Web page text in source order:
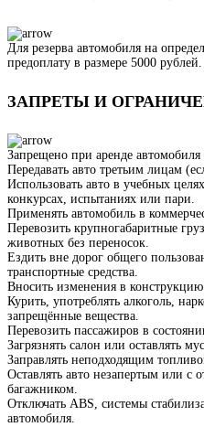
Для резерва автомобиля на
предоплату в размере 5000 рублей.
ЗАПРЕТЫ И
Запрещено при аренде автомобиля
Передавать авто третьим лицам
Использовать авто в учебных
конкурсах, испытаниях или пари.
Применять автомобиль в
Перевозить крупногабаритные
животных без переносок.
Ездить вне дорог общего
транспортные средства.
Вносить изменения в
Курить, употреблять алкоголь,
запрещённые вещества.
Перевозить пассажиров в
Загрязнять салон или оставлять
Заправлять неподходящим
Оставлять авто незапертым или с
багажником.
Отключать ABS, системы
автомобиля.